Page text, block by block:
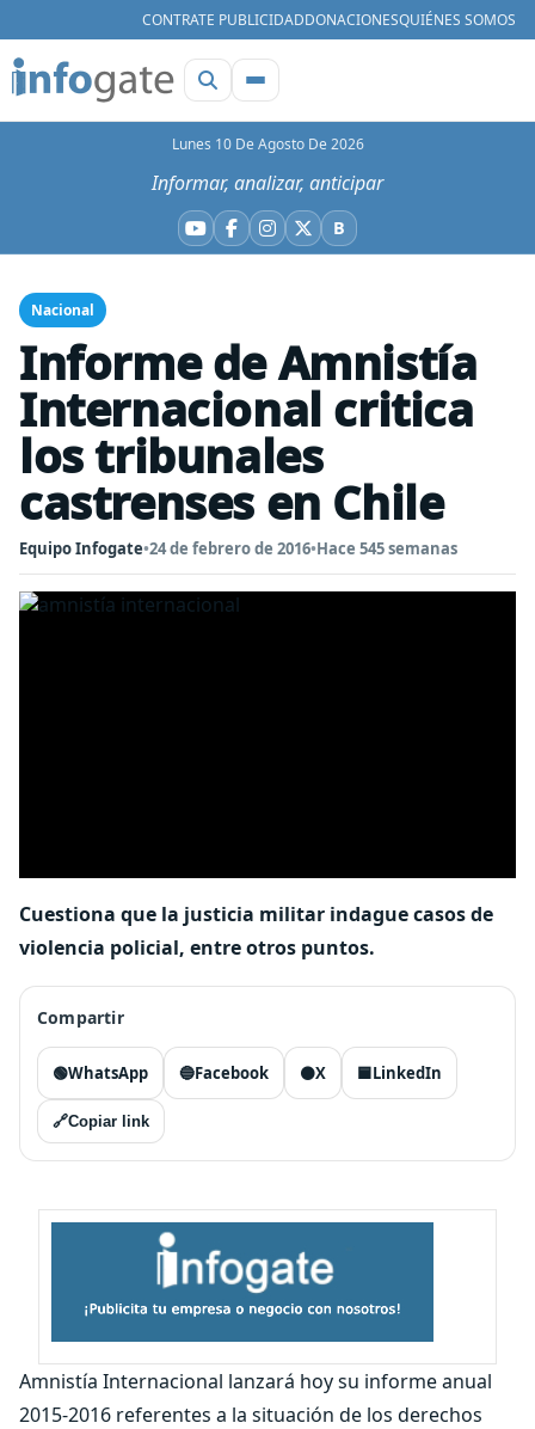
CONTRATE PUBLICIDADDONACIONESQUIÉNES SOMOS
Lunes 10 De Agosto De 2026
Informar, analizar, anticipar
YouTube
Facebook
Instagram
X BBluesky
Nacional
Informe de Amnistía
Internacional critica
los tribunales
castrenses en Chile
Equipo Infogate•24 de febrero de 2016•Hace 545 semanas
Cuestiona que la justicia militar indague casos de
violencia policial, entre otros puntos.
Compartir
🟢WhatsApp 🔵Facebook ⚫X 🟦LinkedIn
🔗Copiar link
Amnistía Internacional lanzará hoy su informe anual
2015-2016 referentes a la situación de los derechos